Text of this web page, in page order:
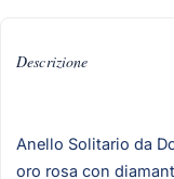
Descrizione
Anello Solitario da
oro rosa con